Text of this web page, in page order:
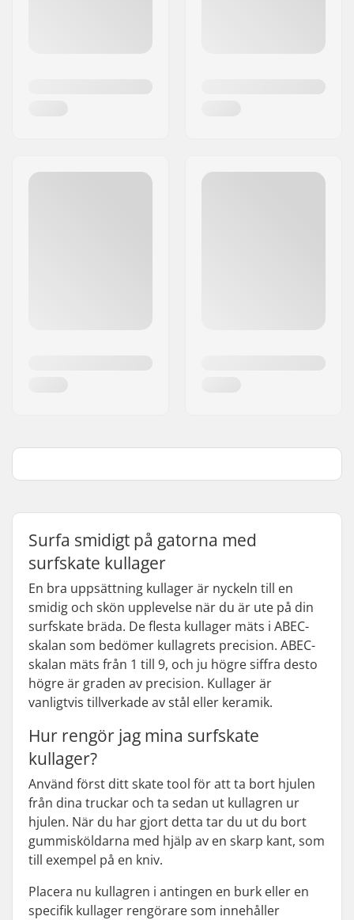
Surfa smidigt på gatorna med
surfskate kullager
En bra uppsättning kullager är nyckeln till en
smidig och skön upplevelse när du är ute på din
surfskate bräda. De flesta kullager mäts i ABEC-
skalan som bedömer kullagrets precision. ABEC-
skalan mäts från 1 till 9, och ju högre siffra desto
högre är graden av precision. Kullager är
vanligtvis tillverkade av stål eller keramik.
Hur rengör jag mina surfskate
kullager?
Använd först ditt skate tool för att ta bort hjulen
från dina truckar och ta sedan ut kullagren ur
hjulen. När du har gjort detta tar du ut du bort
gummisköldarna med hjälp av en skarp kant, som
till exempel på en kniv.
Placera nu kullagren i antingen en burk eller en
specifik kullager rengörare som innehåller